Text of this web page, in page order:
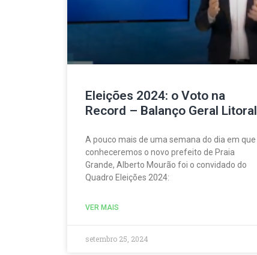
Eleições 2024: o Voto na
Record – Balanço Geral Litoral
A pouco mais de uma semana do dia em que
conheceremos o novo prefeito de Praia
Grande, Alberto Mourão foi o convidado do
Quadro Eleições 2024:
VER MAIS
setembro 25, 2024